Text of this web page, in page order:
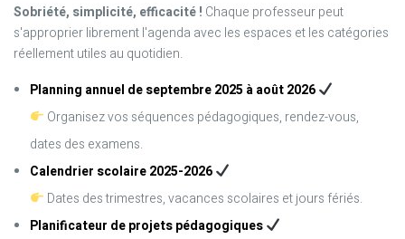
Sobriété, simplicité, efficacité ! Chaque professeur peut
s'approprier librement l'agenda avec les espaces et les catégories
réellement utiles au quotidien.
Planning annuel de septembre 2025 à août 2026
Organisez vos séquences pédagogiques, rendez-vous,
dates des examens.
Calendrier scolaire 2025-2026
Dates des trimestres, vacances scolaires et jours fériés.
Planificateur de projets pédagogiques